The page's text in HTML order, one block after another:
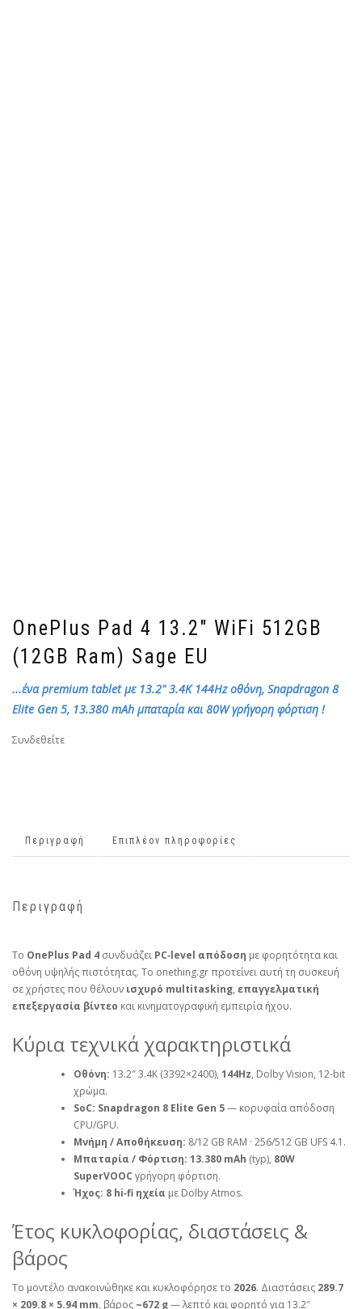
OnePlus Pad 4 13.2″ WiFi 512GB
(12GB Ram) Sage EU
...ένα premium tablet με 13.2" 3.4K 144Hz οθόνη, Snapdragon 8
Elite Gen 5, 13.380 mAh μπαταρία και 80W γρήγορη φόρτιση !
Συνδεθείτε
Περιγραφή Επιπλέον πληροφορίες
Περιγραφή
Το OnePlus Pad 4 συνδυάζει PC‑level απόδοση με φορητότητα και
οθόνη υψηλής πιστότητας. Το onething.gr προτείνει αυτή τη συσκευή
σε χρήστες που θέλουν ισχυρό multitasking, επαγγελματική
επεξεργασία βίντεο και κινηματογραφική εμπειρία ήχου.
Κύρια τεχνικά χαρακτηριστικά
Οθόνη: 13.2″ 3.4K (3392×2400), 144Hz, Dolby Vision, 12‑bit
χρώμα.
SoC: Snapdragon 8 Elite Gen 5— κορυφαία απόδοση
CPU/GPU.
Μνήμη / Αποθήκευση: 8/12 GB RAM · 256/512 GB UFS 4.1.
Μπαταρία / Φόρτιση: 13.380 mAh (typ), 80W
SuperVOOC γρήγορη φόρτιση.
Ήχος: 8 hi‑fi ηχεία με Dolby Atmos.
Έτος κυκλοφορίας, διαστάσεις &
βάρος
Το μοντέλο ανακοινώθηκε και κυκλοφόρησε το 2026. Διαστάσεις 289.7
× 209.8 × 5.94 mm, βάρος ~672 g— λεπτό και φορητό για 13.2″